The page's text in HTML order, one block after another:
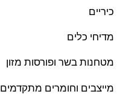
כיריים
מדיחי כלים
מטחנות בשר ופורסות מזון
מייצבים וחומרים מתקדמים